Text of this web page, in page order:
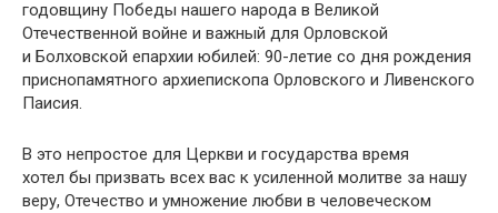
годовщину Победы нашего народа в Великой
Отечественной войне и важный для Орловской
и Болховской епархии юбилей: 90-летие со дня рождения
приснопамятного архиепископа Орловского и Ливенского
Паисия.
В это непростое для Церкви и государства время
хотел бы призвать всех вас к усиленной молитве за нашу
веру, Отечество и умножение любви в человеческом